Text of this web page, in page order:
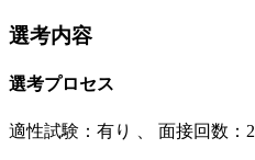
選考内容
選考プロセス
適性試験： 有り 面接回数：